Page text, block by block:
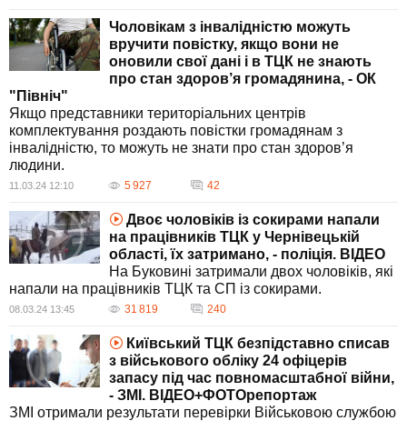
Чоловікам з інвалідністю можуть
вручити повістку, якщо вони не
оновили свої дані і в ТЦК не знають
про стан здоров’я громадянина, - ОК
"Північ"
Якщо представники територіальних центрів
комплектування роздають повістки громадянам з
інвалідністю, то можуть не знати про стан здоров’я
людини.
11.03.24 12:10 5 927 42
Двоє чоловіків із сокирами напали
на працівників ТЦК у Чернівецькій
області, їх затримано, - поліція. ВIДЕО
На Буковині затримали двох чоловіків, які
напали на працівників ТЦК та СП із сокирами.
08.03.24 13:45 31 819 240
Київський ТЦК безпідставно списав
з військового обліку 24 офіцерів
запасу під час повномасштабної війни,
- ЗМІ. ВІДЕО+ФОТОрепортаж
ЗМІ отримали результати перевірки Військовою службою